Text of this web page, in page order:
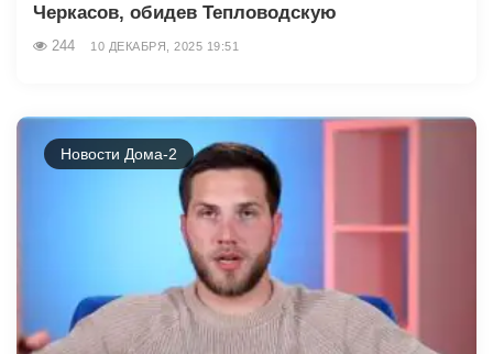
Черкасов, обидев Тепловодскую
244 10 ДЕКАБРЯ, 2025 19:51
Новости Дома-2